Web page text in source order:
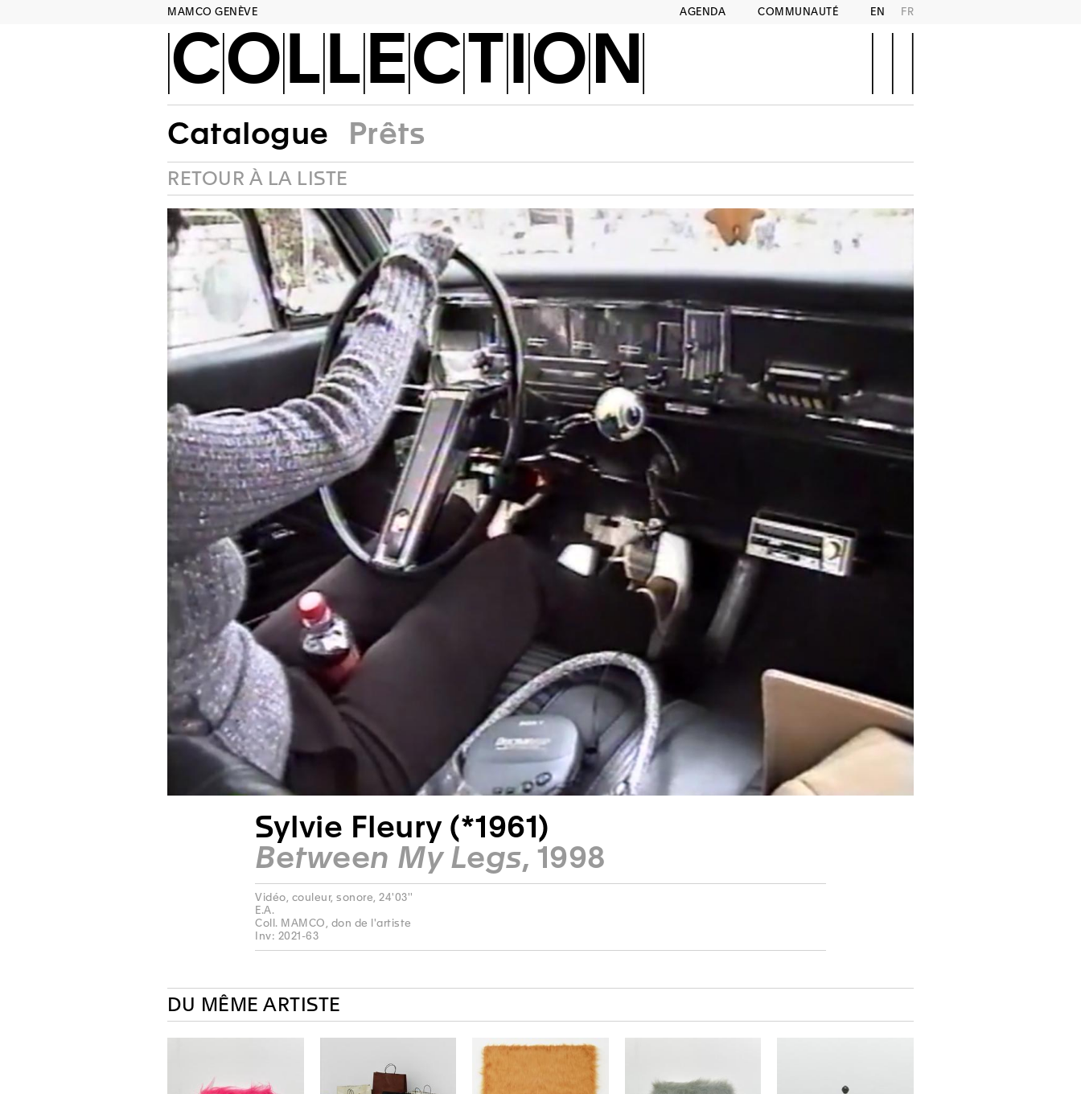
MAMCO GENÈVE AGENDA COMMUNAUTÉ EN FR
COLLECTION
Catalogue Prêts
RETOUR À LA LISTE
Sylvie Fleury (*1961)
Between My Legs, 1998
Vidéo, couleur, sonore, 24'03''
E.A.
Coll. MAMCO, don de l'artiste
Inv: 2021-63
DU MÊME ARTISTE